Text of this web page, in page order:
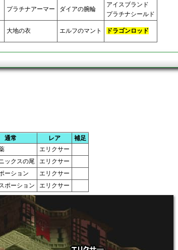
プラチナアーマー ダイアの腕輪
アイスブランド
プラチナシールド
大地の衣 エルフのマント ドラゴンロッド
通常 レア
補足
エリクサー
ックスの尾
エリクサー
ーション
エリクサー
ポーション エリクサー